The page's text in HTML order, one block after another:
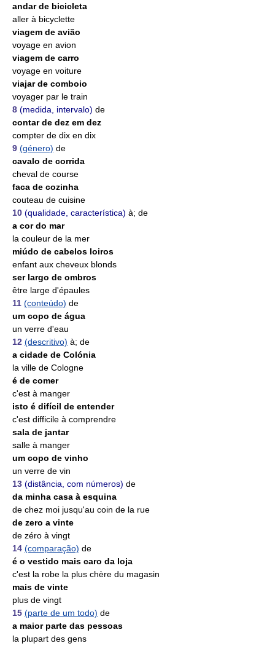
andar de bicicleta
aller à bicyclette
viagem de avião
voyage en avion
viagem de carro
voyage en voiture
viajar de comboio
voyager par le train
8 (medida, intervalo) de
contar de dez em dez
compter de dix en dix
9 (género) de
cavalo de corrida
cheval de course
faca de cozinha
couteau de cuisine
10 (qualidade, característica) à; de
a cor do mar
la couleur de la mer
miúdo de cabelos loiros
enfant aux cheveux blonds
ser largo de ombros
être large d'épaules
11 (conteúdo) de
um copo de água
un verre d'eau
12 (descritivo) à; de
a cidade de Colónia
la ville de Cologne
é de comer
c'est à manger
isto é difícil de entender
c'est difficile à comprendre
sala de jantar
salle à manger
um copo de vinho
un verre de vin
13 (distância, com números) de
da minha casa à esquina
de chez moi jusqu'au coin de la rue
de zero a vinte
de zéro à vingt
14 (comparação) de
é o vestido mais caro da loja
c'est la robe la plus chère du magasin
mais de vinte
plus de vingt
15 (parte de um todo) de
a maior parte das pessoas
la plupart des gens